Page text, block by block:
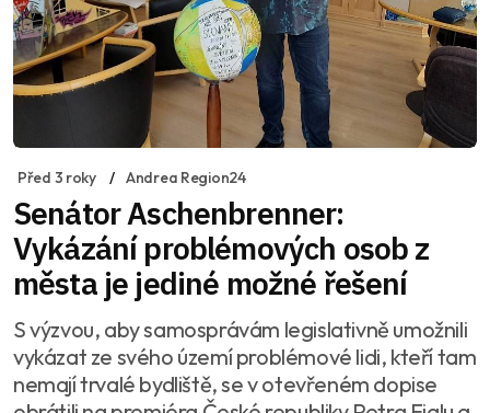
Před 3 roky Andrea Region24
Senátor Aschenbrenner:
Vykázání problémových osob z
města je jediné možné řešení
S výzvou, aby samosprávám legislativně umožnili
vykázat ze svého území problémové lidi, kteří tam
nemají trvalé bydliště, se v otevřeném dopise